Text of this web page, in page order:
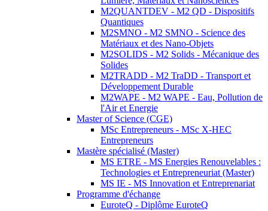
M2QUANTDEV - M2 QD - Dispositifs
Quantiques
M2SMNO - M2 SMNO - Science des
Matériaux et des Nano-Objets
M2SOLIDS - M2 Solids - Mécanique des
Solides
M2TRADD - M2 TraDD - Transport et
Développement Durable
M2WAPE - M2 WAPE - Eau, Pollution de
l'Air et Energie
Master of Science (CGE)
MSc Entrepreneurs - MSc X-HEC
Entrepreneurs
Mastère spécialisé (Master)
MS ETRE - MS Energies Renouvelables :
Technologies et Entrepreneuriat (Master)
MS IE - MS Innovation et Entreprenariat
Programme d'échange
EuroteQ - Diplôme EuroteQ